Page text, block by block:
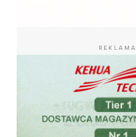
REKLAMA